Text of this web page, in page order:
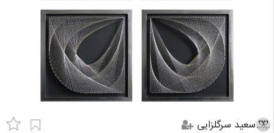
سعید سرگلزایی